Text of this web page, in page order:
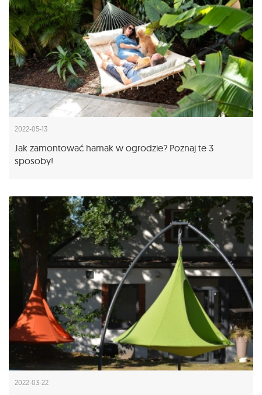
2022-05-13
Jak zamontować hamak w ogrodzie? Poznaj te 3
sposoby!
2022-03-22